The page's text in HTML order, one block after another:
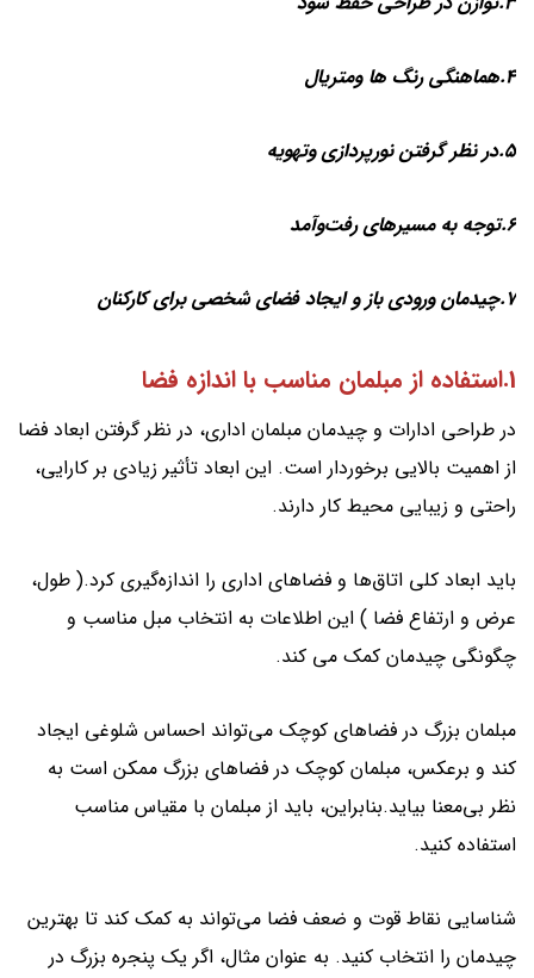
4.هماهنگی رنگ ها ومتریال
5.در نظر گرفتن نورپردازی وتهویه
6.توجه به مسیرهای رفت‌وآمد
7.چیدمان ورودی باز و ایجاد فضای شخصی برای کارکنان
1.استفاده از مبلمان مناسب با اندازه فضا
در طراحی ادارات و چیدمان مبلمان اداری، در نظر گرفتن ابعاد فضا
از اهمیت بالایی برخوردار است. این ابعاد تأثیر زیادی بر کارایی،
راحتی و زیبایی محیط کار دارند.
باید ابعاد کلی اتاق‌ها و فضاهای اداری را اندازه‌گیری کرد.( طول،
عرض و ارتفاع فضا ) این اطلاعات به انتخاب مبل مناسب و
چگونگی چیدمان کمک می کند.
مبلمان بزرگ در فضاهای کوچک می‌تواند احساس شلوغی ایجاد
کند و برعکس، مبلمان کوچک در فضاهای بزرگ ممکن است به
نظر بی‌معنا بیاید.بنابراین، باید از مبلمان با مقیاس مناسب
استفاده کنید.
شناسایی نقاط قوت و ضعف فضا می‌تواند به کمک کند تا بهترین
چیدمان را انتخاب کنید. به عنوان مثال، اگر یک پنجره بزرگ در